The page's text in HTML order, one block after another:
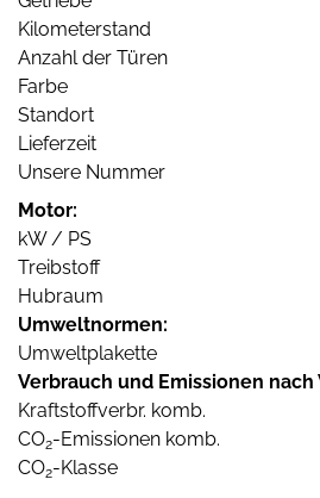
Kilometerstand
Anzahl der Türen
Farbe
Standort
Lieferzeit
Unsere Nummer
Motor:
kW / PS
Treibstoff
Hubraum
Umweltnormen:
Umweltplakette
Verbrauch und Emissionen nach
Kraftstoffverbr. komb.
CO2-Emissionen komb.
CO2-Klasse